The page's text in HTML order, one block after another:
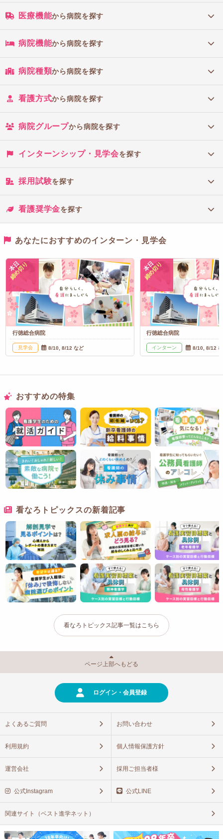
医療機能から病院を探す
病院機能から病院を探す
病院種類から病院を探す
看護方式から病院を探す
病院グループから病院を探す
インターンシップ・見学会を探す
採用試験を探す
看護奨学金を探す
あなたにおすすめのインターン・見学会
本日
締め切り
行徳総合病院
見学会 8/10, 8/12 など
本日
締め切り
行徳総合病院
インターン 8/10, 8/12
おすすめの特集
看なろトピックスの新着記事
看なろトピックス記事一覧はこちら
ページ上部へもどる
ログイン・会員登録
よくあるご質問 お問い合わせ
利用規約 個人情報保護方針
運営会社 採用ご担当者様
公式Instagram 公式LINE
関連サイト（ベスト進学ネット）